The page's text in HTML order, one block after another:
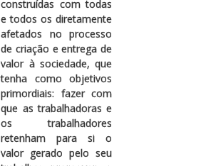
construídas com todas
e todos os diretamente
afetados no processo
de criação e entrega de
valor à sociedade, que
tenha como objetivos
primordiais: fazer com
que as trabalhadoras e
os trabalhadores
retenham para si o
valor gerado pelo seu